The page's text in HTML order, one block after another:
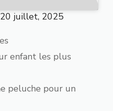
juillet, 2025
enfant les plus
peluche pour un